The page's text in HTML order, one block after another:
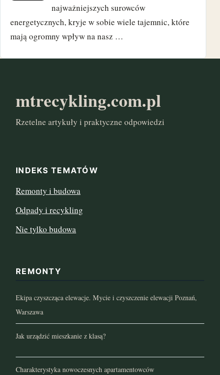
czerwiec 2017
styczeń 2017
najważniejszych surowców
energetycznych, kryje w sobie wiele tajemnic, które
mają ogromny wpływ na nasz …
mtrecykling.com.pl
Rzetelne artykuły i praktyczne odpowiedzi
INDEKS TEMATÓW
Remonty i budowa
Odpady i recykling
Nie tylko budowa
REMONTY
Ekipa czyszcząca elewacje. Mycie i czyszczenie elewacji Poznań,
Warszawa
Jak urządzić mieszkanie z klasą?
Charakterystyka nowoczesnych apartamentowców